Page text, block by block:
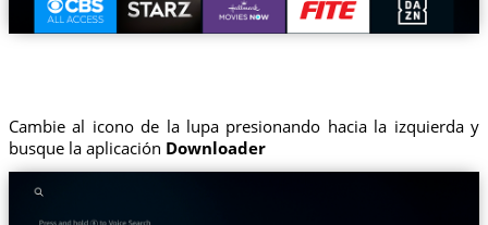
Cambie al icono de la lupa presionando hacia la izquierda y
busque la aplicación Downloader